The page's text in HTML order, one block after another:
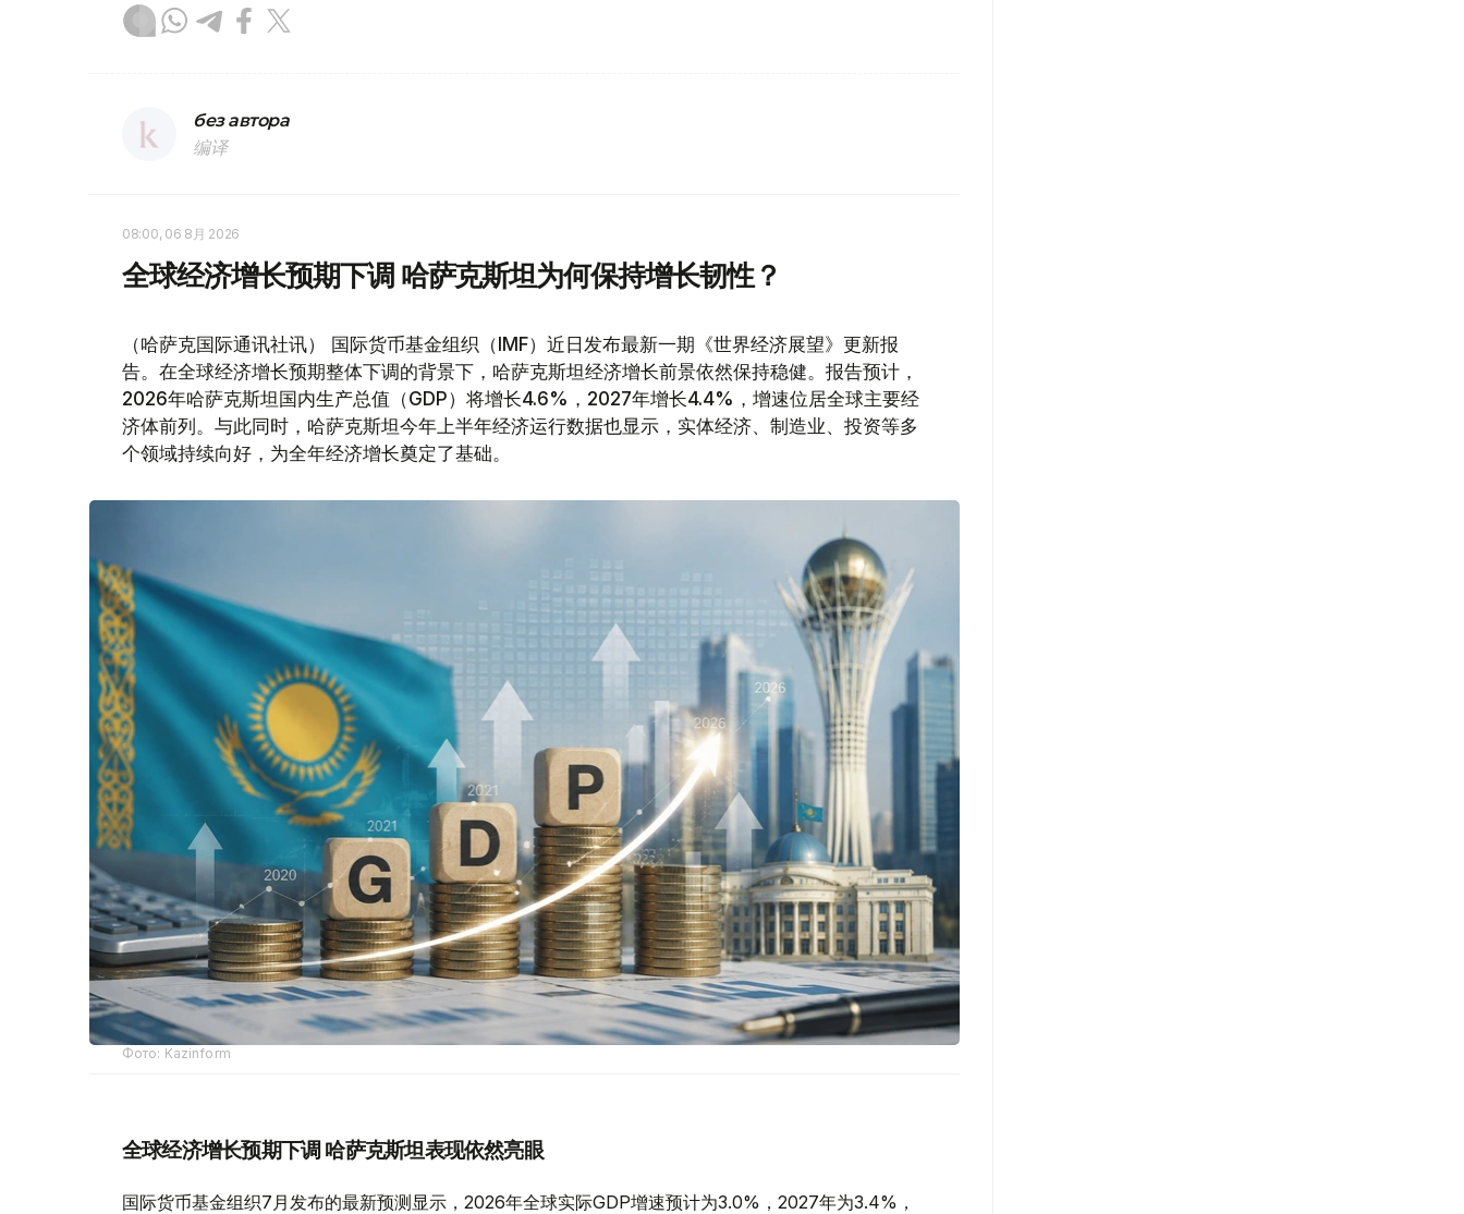
без автора
编译
08:00, 06 8月 2026
全球经济增长预期下调 哈萨克斯坦为何保持增长韧性？
（哈萨克国际通讯社讯） 国际货币基金组织（IMF）近日发布最新一期《世界经济展望》更新报
告。在全球经济增长预期整体下调的背景下，哈萨克斯坦经济增长前景依然保持稳健。报告预计，
2026年哈萨克斯坦国内生产总值（GDP）将增长4.6%，2027年增长4.4%，增速位居全球主要经
济体前列。与此同时，哈萨克斯坦今年上半年经济运行数据也显示，实体经济、制造业、投资等多
个领域持续向好，为全年经济增长奠定了基础。
Фото: Kazinform
全球经济增长预期下调 哈萨克斯坦表现依然亮眼
国际货币基金组织7月发布的最新预测显示，2026年全球实际GDP增速预计为3.0%，2027年为3.4%，